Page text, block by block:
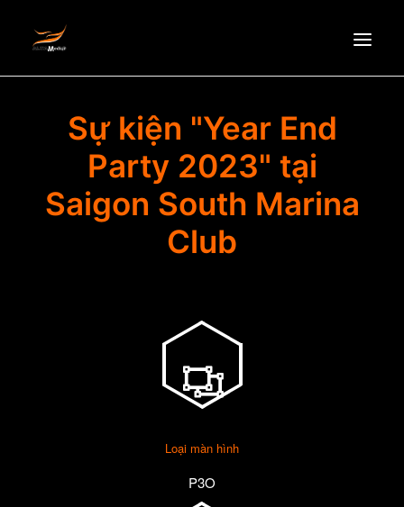
HOMEPAGE
ABOUT US
PRODUCTS
Sự kiện "Year End
Party 2023" tại
Saigon South Marina
Club
Loại màn hình
P3O